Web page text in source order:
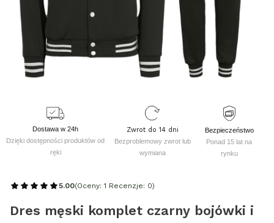
Dostawa w 24h
Dzięki dostępności produktów od
ręki
Zwrot do 14 dni
Bezproblemowy zwrot lub
wymiana
Bezpieczeństwo
Ponad 15 lat na
rynku
5.00(Oceny: 1 Recenzje: 0)
Dres męski komplet czarny bojówki i